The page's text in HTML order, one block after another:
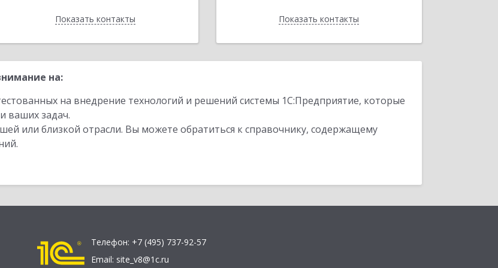
Показать контакты
Назад Показать контакты
Назад
на:
на внедрение технологий и решений системы 1С:Предприятие, которые
ваших задач.
или близкой отрасли. Вы можете обратиться к справочнику, содержащему
Телефон: +7 (495) 737-92-57
Email: site_v8@1c.ru